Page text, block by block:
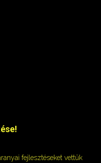
fejlesztéseket vettük